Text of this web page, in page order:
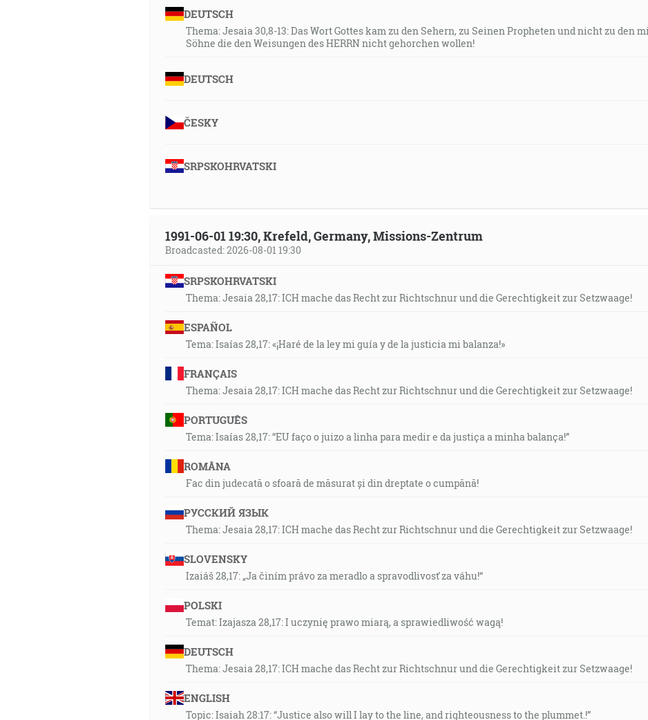
DEUTSCH
Thema: Jesaia 30,8-13: Das Wort Gottes kam zu den Sehern, zu Seinen Propheten und nicht zu den
Söhne die den Weisungen des HERRN nicht gehorchen wollen!
DEUTSCH
ČESKY
SRPSKOHRVATSKI
1991-06-01 19:30, Krefeld, Germany, Missions-Zentrum
Broadcasted: 2026-08-01 19:30
SRPSKOHRVATSKI
Thema: Jesaia 28,17: ICH mache das Recht zur Richtschnur und die Gerechtigkeit zur Setzwaage!
ESPAÑOL
Tema: Isaías 28,17: «¡Haré de la ley mi guía y de la justicia mi balanza!»
FRANÇAIS
Thema: Jesaia 28,17: ICH mache das Recht zur Richtschnur und die Gerechtigkeit zur Setzwaage!
PORTUGUÊS
Tema: Isaías 28,17: “EU faço o juizo a linha para medir e da justiça a minha balança!”
ROMÂNA
Fac din judecată o sfoară de măsurat și din dreptate o cumpănă!
РУССКИЙ ЯЗЫК
Thema: Jesaia 28,17: ICH mache das Recht zur Richtschnur und die Gerechtigkeit zur Setzwaage!
SLOVENSKY
Izaiáš 28,17: „Ja činím právo za meradlo a spravodlivosť za váhu!“
POLSKI
Temat: Izajasza 28,17: I uczynię prawo miarą, a sprawiedliwość wagą!
DEUTSCH
Thema: Jesaia 28,17: ICH mache das Recht zur Richtschnur und die Gerechtigkeit zur Setzwaage!
ENGLISH
Topic: Isaiah 28:17: “Justice also will I lay to the line, and righteousness to the plummet.!”